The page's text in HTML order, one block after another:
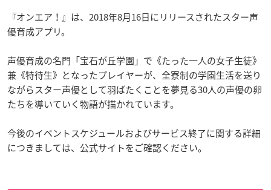
『オンエア！』は、2018年8月16日にリリースされたスター声
優育成アプリ。
声優育成の名門「宝石が丘学園」で《たった一人の女子生徒》
兼《特待生》となったプレイヤーが、全寮制の学園生活を送り
ながらスター声優として羽ばたくことを夢見る30人の声優の卵
たちを導いていく物語が描かれています。
今後のイベントスケジュールおよびサービス終了に関する詳細
につきましては、公式サイトをご確認ください。